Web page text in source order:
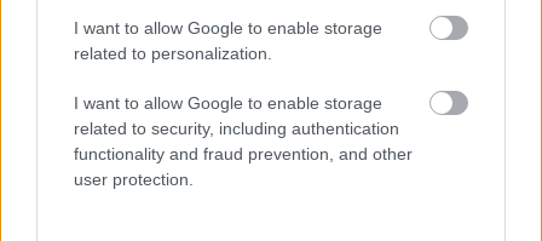
I want to allow Google to enable storage
related to personalization.
I want to allow Google to enable storage
related to security, including authentication
functionality and fraud prevention, and other
user protection.
András és Kertész Krisztián a Rally Hungaryn, míg
Herczig Norbert és Ferencz Ramón Rómában ért célba a
Herczigék zártak a 2018-as Akropolisz Rallyn.
A Barum Rallyn eldőlt az idei abszolút Eb cím is, mert bár